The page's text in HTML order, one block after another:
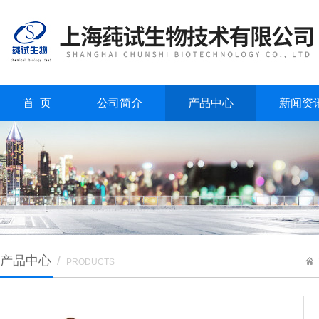
首 页 公司简介 产品中心 新闻资
产品中心 / PRODUCTS